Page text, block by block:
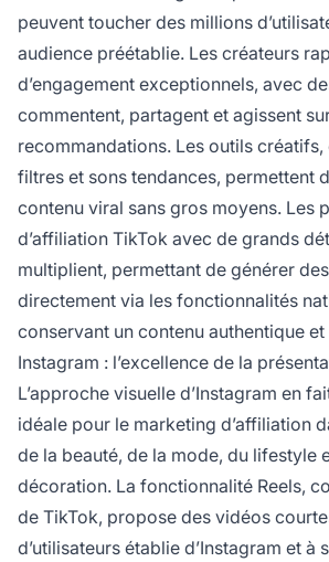
peuvent toucher des millions
audience préétablie. Les créateurs
d’engagement exceptionnels, avec
commentent, partagent et agissent
recommandations. Les outils
filtres et sons tendances, permettent
contenu viral sans gros moyens. Les
d’affiliation TikTok avec de grands
multiplient, permettant de générer
directement via les fonctionnalités
conservant un contenu authentique
Instagram : l’excellence de la
L’approche visuelle d’Instagram en
idéale pour le marketing d’affiliation
de la beauté, de la mode, du lifestyle
décoration. La fonctionnalité Reels,
de TikTok, propose des vidéos
d’utilisateurs établie d’Instagram et à